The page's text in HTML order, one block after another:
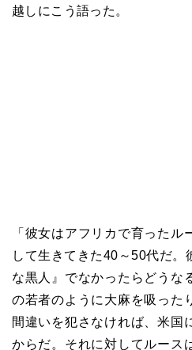
越しにこう語った。
「彼女はアフリカで育ったル
して生きてきた40～50代だ。
な黒人』でなかったらどうな
の若者のように大麻を吸った
間違いを犯さなければ、米国
からだ。それに対してルース